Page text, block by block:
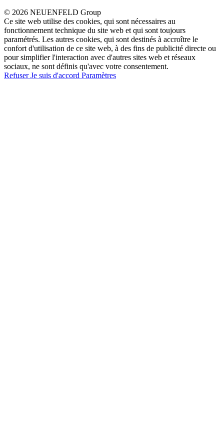
© 2026 NEUENFELD Group
Ce site web utilise des cookies, qui sont nécessaires au
fonctionnement technique du site web et qui sont toujours
paramétrés. Les autres cookies, qui sont destinés à accroître le
confort d'utilisation de ce site web, à des fins de publicité directe ou
pour simplifier l'interaction avec d'autres sites web et réseaux
sociaux, ne sont définis qu'avec votre consentement.
RefuserJe suis d'accord Paramètres